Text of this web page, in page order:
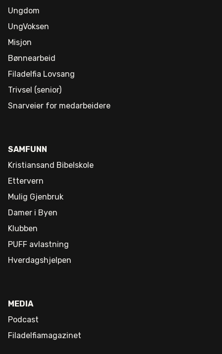
Ungdom
UngVoksen
Misjon
Bønnearbeid
Filadelfia Lovsang
Trivsel (senior)
Snarveier for medarbeidere
SAMFUNN
Kristiansand Bibelskole
Ettervern
Mulig Gjenbruk
Damer i Byen
Klubben
PUFF avlastning
Hverdagshjelpen
MEDIA
Podcast
Filadelfiamagazinet